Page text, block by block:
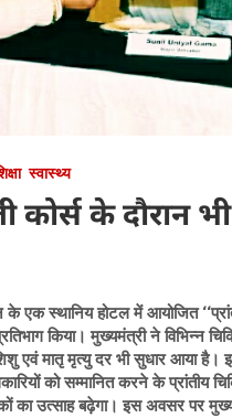
स्वास्थ्य
कोर्स के दौरान
एक स्थानिय होटल में आयोजित
किया। मुख्यमंत्री ने विभिन्न
एवं मातृ मृत्यु दर भी सुधार आया है।
को सम्मानित करने के
का उत्साह बढ़ेगा। इस अवसर पर